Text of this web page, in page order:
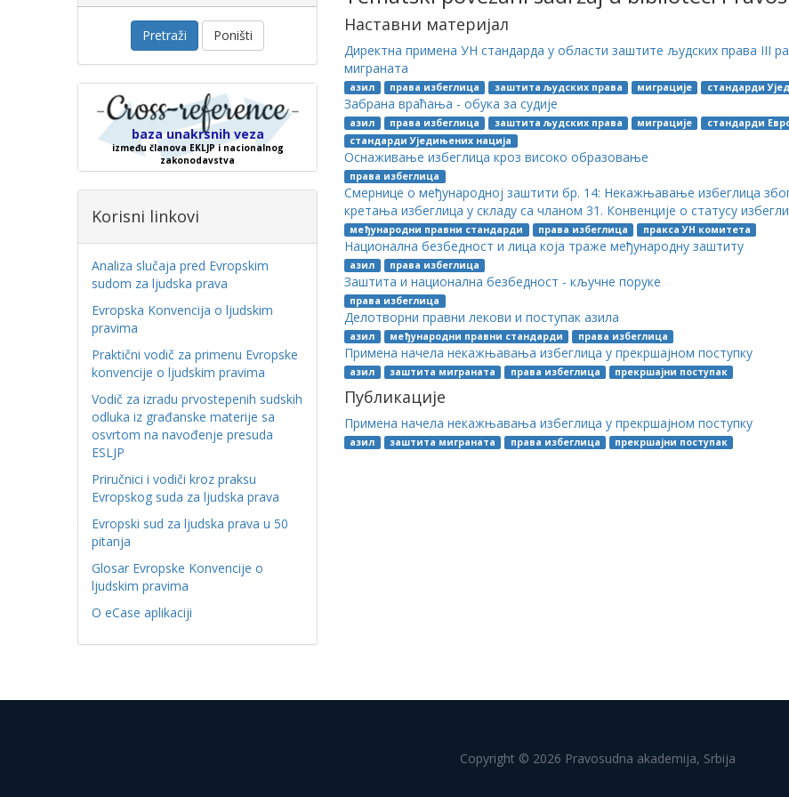
Pretraži Poništi
baza unakrsnih veza
između članova EKLJP i nacionalnog
zakonodavstva
Korisni linkovi
Analiza slučaja pred Evropskim
sudom za ljudska prava
Evropska Konvencija o ljudskim
pravima
Praktični vodič za primenu Evropske
konvencije o ljudskim pravima
Vodič za izradu prvostepenih sudskih
odluka iz građanske materije sa
osvrtom na navođenje presuda
ESLJP
Priručnici i vodiči kroz praksu
Evropskog suda za ljudska prava
Evropski sud za ljudska prava u 50
pitanja
Glosar Evropske Konvencije o
ljudskim pravima
O eCase aplikaciji
Наставни материјал
Директна примена УН стандарда у области заштите људских права III
миграната
азил права избеглица заштита људских права миграције стандарди
Забрана враћања - обука за судије
азил права избеглица заштита људских права миграције
стандарди
стандарди Уједињених нација
Оснаживање избеглица кроз високо образовање
права избеглица
Смернице о међународној заштити бр. 14: Некажњавање избеглица
кретања избеглица у складу са чланом 31. Конвенције о статусу
међународни правни стандарди права избеглица пракса УН комитета
Национална безбедност и лица која траже међународну заштиту
азил права избеглица
Заштита и национална безбедност - кључне поруке
права избеглица
Делотворни правни лекови и поступак азила
азил међународни правни стандарди права избеглица
Примена начела некажњавања избеглица у прекршајном поступку
азил заштита миграната права избеглица прекршајни поступак
Публикације
Примена начела некажњавања избеглица у прекршајном поступку
азил заштита миграната права избеглица прекршајни поступак
Copyright © 2026 Pravosudna akademija, Srbija